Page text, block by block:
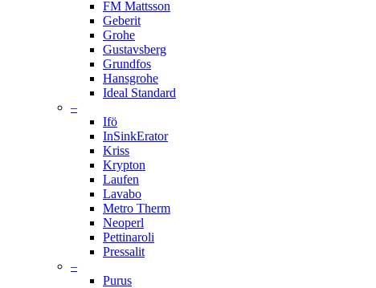
FM Mattsson
Geberit
Grohe
Gustavsberg
Grundfos
Hansgrohe
Ideal Standard
–
Ifö
InSinkErator
Kriss
Krypton
Laufen
Lavabo
Metro Therm
Neoperl
Pettinaroli
Pressalit
–
Purus